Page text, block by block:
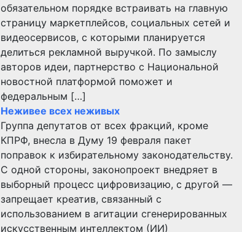
обязательном порядке встраивать на главную
страницу маркетплейсов, социальных сетей и
видеосервисов, с которыми планируется
делиться рекламной выручкой. По замыслу
авторов идеи, партнерство с Национальной
новостной платформой поможет и
федеральным […]
Неживее всех неживых
Группа депутатов от всех фракций, кроме
КПРФ, внесла в Думу 19 февраля пакет
поправок к избирательному законодательству.
С одной стороны, законопроект внедряет в
выборный процесс цифровизацию, с другой —
запрещает креатив, связанный с
использованием в агитации сгенерированных
искусственным интеллектом (ИИ)